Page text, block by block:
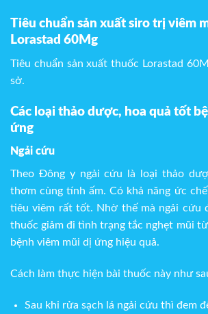
Tiêu chuẩn sản xuất siro trị viêm
Lorastad 60Mg
Tiêu chuẩn sản xuất thuốc Lorastad
sở.
Các loại thảo dược, hoa quả tốt
ứng
Ngải cứu
Theo Đông y ngải cứu là loại thảo
thơm cùng tính ấm. Có khả năng ức
tiêu viêm rất tốt. Nhờ thế mà ngải cứu
thuốc giảm đi tình trạng tắc nghẹt mũi
bệnh viêm mũi dị ứng hiệu quả.
Cách làm thực hiện bài thuốc này như
Sau khi rửa sạch lá ngải cứu thì đem